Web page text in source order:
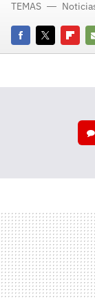
FacebookTwitter
TEMAS